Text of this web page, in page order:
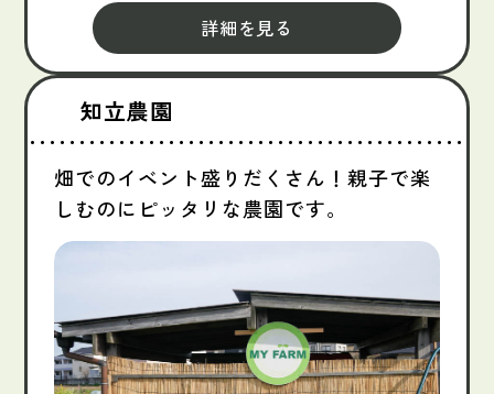
詳細を見る
知立農園
畑でのイベント盛りだくさん！親子で楽
しむのにピッタリな農園です。